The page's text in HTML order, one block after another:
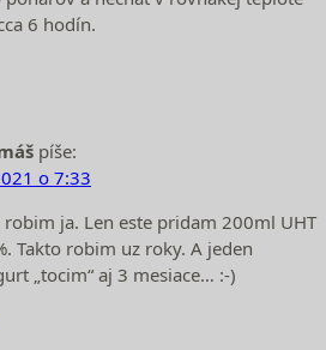
6 hodín.
píše:
o 7:33
robim ja. Len este pridam 200ml UHT
Takto robim uz roky. A jeden
„tocim“ aj 3 mesiace… :-)